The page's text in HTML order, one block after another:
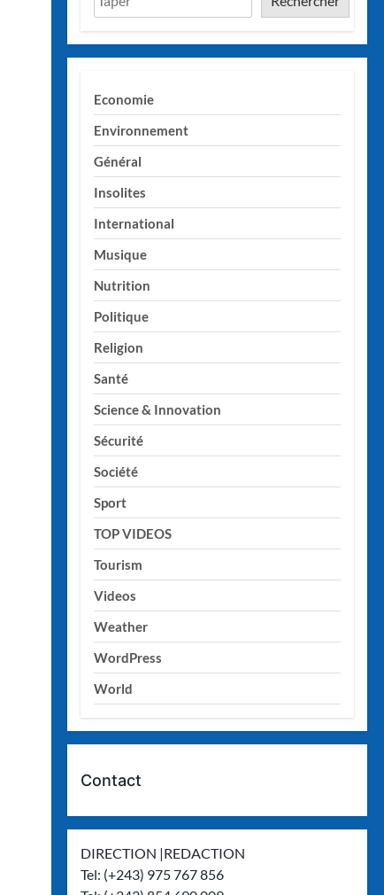
Economie
Environnement
Général
Insolites
International
Musique
Nutrition
Politique
Religion
Santé
Science & Innovation
Sécurité
Société
Sport
TOP VIDEOS
Tourism
Videos
Weather
WordPress
World
Contact
DIRECTION |REDACTION
Tel: (+243) 975 767 856